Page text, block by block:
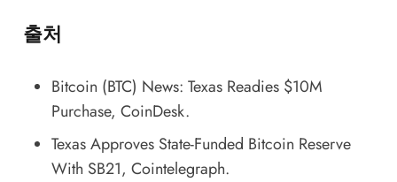
출처
Bitcoin (BTC) News: Texas Readies $10M
Purchase, CoinDesk.
Texas Approves State-Funded Bitcoin Reserve
With SB21, Cointelegraph.